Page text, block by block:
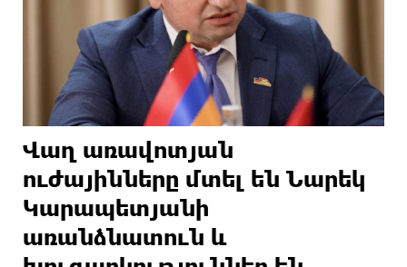
Վաղ առավոտյան
ուժայինները մտել են Նարեկ
Կարապետյանի
առանձնատուն և